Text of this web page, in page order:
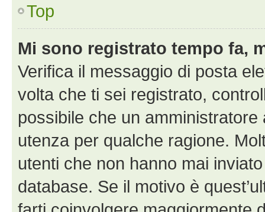
Top
Mi sono registrato tempo fa,
Verifica il messaggio di posta
volta che ti sei registrato,
possibile che un
utenza per qualche ragione.
utenti che non hanno mai
database. Se il motivo è